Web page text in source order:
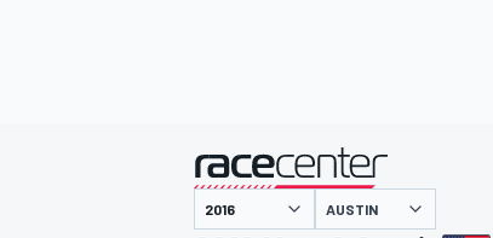
présenté par
AUSTIN